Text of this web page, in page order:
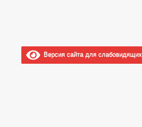
Версия сайта для слабовидящих